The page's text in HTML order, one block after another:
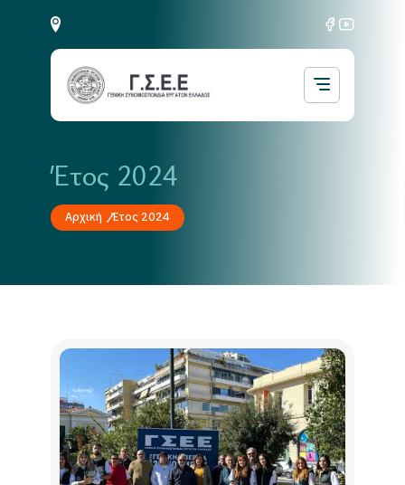
Έτος 2024
Αρχική Έτος 2024